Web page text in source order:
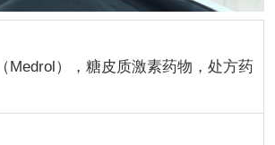
Medrol），糖皮质激素药物，处方药